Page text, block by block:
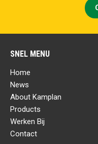
SNEL MENU
Home
News
About Kamplan
Products
Werken Bij
Contact